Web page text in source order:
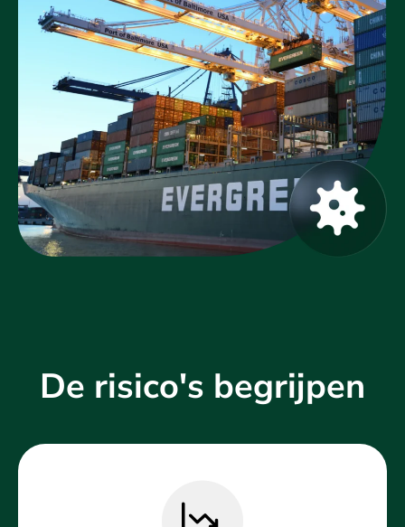
De risico's begrijpen